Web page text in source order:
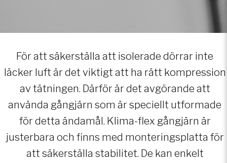
För att säkerställa att isolerade dörrar inte
läcker luft är det viktigt att ha rätt kompression
av tätningen. Därför är det avgörande att
använda gångjärn som är speciellt utformade
för detta ändamål. Klima-flex gångjärn är
justerbara och finns med monteringsplatta för
att säkerställa stabilitet. De kan enkelt